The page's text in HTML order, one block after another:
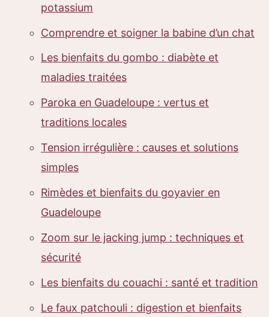
potassium
Comprendre et soigner la babine d’un chat
Les bienfaits du gombo : diabète et
maladies traitées
Paroka en Guadeloupe : vertus et
traditions locales
Tension irrégulière : causes et solutions
simples
Rimèdes et bienfaits du goyavier en
Guadeloupe
Zoom sur le jacking jump : techniques et
sécurité
Les bienfaits du couachi : santé et tradition
Le faux patchouli : digestion et bienfaits